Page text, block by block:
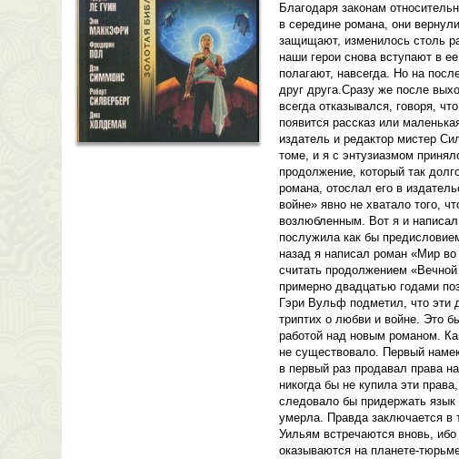
Благодаря законам
в середине романа, они
защищают, изменилось столь
наши герои снова вступают в
полагают, навсегда. Но на
друг друга.Сразу же после
всегда отказывался, говоря,
появится рассказ или
издатель и редактор мистер
томе, и я с энтузиазмом
продолжение, который так
романа, отослал его в
войне» явно не хватало того,
возлюбленным. Вот я и
послужила как бы
назад я написал роман «Мир
считать продолжением
примерно двадцатью годами
Гэри Вульф подметил, что эти
триптих о любви и войне. Это
работой над новым романом.
не существовало. Первый
в первый раз продавал права
никогда бы не купила эти
следовало бы придержать
умерла. Правда заключается в
Уильям встречаются вновь,
оказываются на планете-